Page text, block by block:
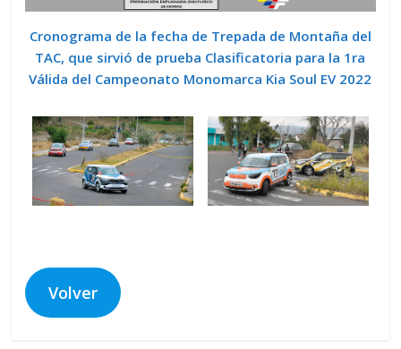
Cronograma de la fecha de Trepada de Montaña del
TAC, que sirvió de prueba Clasificatoria para la 1ra
Válida del Campeonato Monomarca Kia Soul EV 2022
Volver